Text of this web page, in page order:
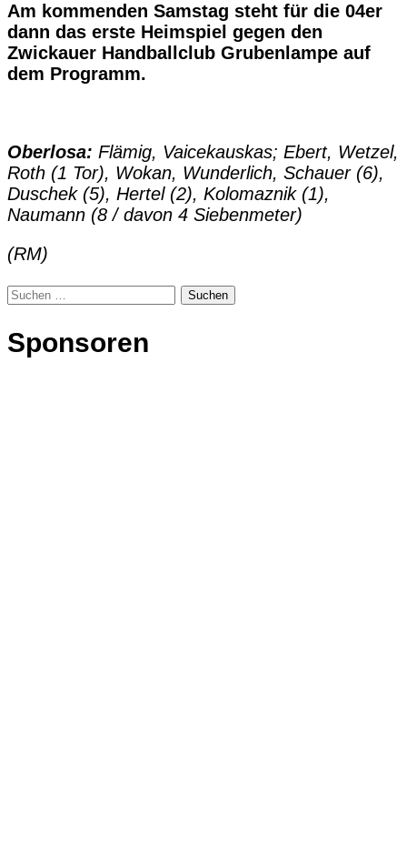
Am kommenden Samstag steht für die 04er
dann das erste Heimspiel gegen den
Zwickauer Handballclub Grubenlampe auf
dem Programm.
Oberlosa: Flämig, Vaicekauskas; Ebert, Wetzel,
Roth (1 Tor), Wokan, Wunderlich, Schauer (6),
Duschek (5), Hertel (2), Kolomaznik (1),
Naumann (8 / davon 4 Siebenmeter)
(RM)
Suchen
Sponsoren